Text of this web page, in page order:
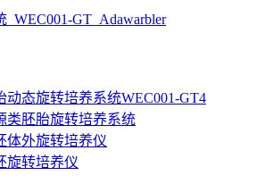
动态旋转培养系统WEC001-GT4
类胚胎旋转培养系统
体外旋转培养仪
旋转培养仪